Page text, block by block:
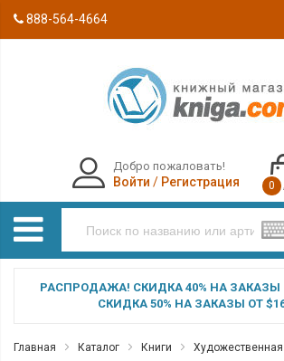
888-564-4664
Добро пожаловать!
Войти / Регистрация 0
РАСПРОДАЖА! СКИДКА 40% НА ЗАКАЗЫ
СКИДКА 50% НА ЗАКАЗЫ ОТ
Главная Каталог Книги
Художественная